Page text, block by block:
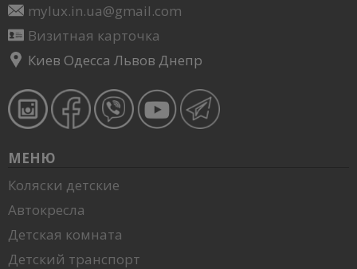
mylux.in.ua@gmail.com
Визитная карточка
Киев Одесса Львов Днепр
МЕНЮ
Коляски детские
Автокресла
Детская комната
Детский транспорт